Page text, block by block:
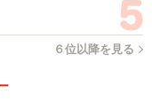
６位以降を見る